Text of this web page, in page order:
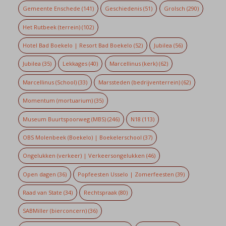
Gemeente Enschede (141) Geschiedenis (51) Grolsch (290)
Het Rutbeek (terrein)(102)
Hotel Bad Boekelo | Resort Bad Boekelo (52) Jubilea (56)
Jubilea (35) Lekkages (40) Marcellinus (kerk)(62)
Marcellinus (School)(33) Marssteden (bedrijventerrein) (62)
Momentum (mortuarium)(35)
Museum Buurtspoorweg (MBS)(246) N18 (113)
OBS Molenbeek (Boekelo) | Boekelerschool (37)
Ongelukken (verkeer) | Verkeersongelukken (46)
Open dagen (36) Popfeesten Usselo | Zomerfeesten (39)
Raad van State (34) Rechtspraak (80)
SABMiller (bierconcern)(36)